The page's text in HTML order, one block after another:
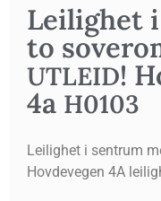
Lei­lig­het
to
UTLEID!
4a H0103
Leilighet i sentrum
Hovdevegen 4A